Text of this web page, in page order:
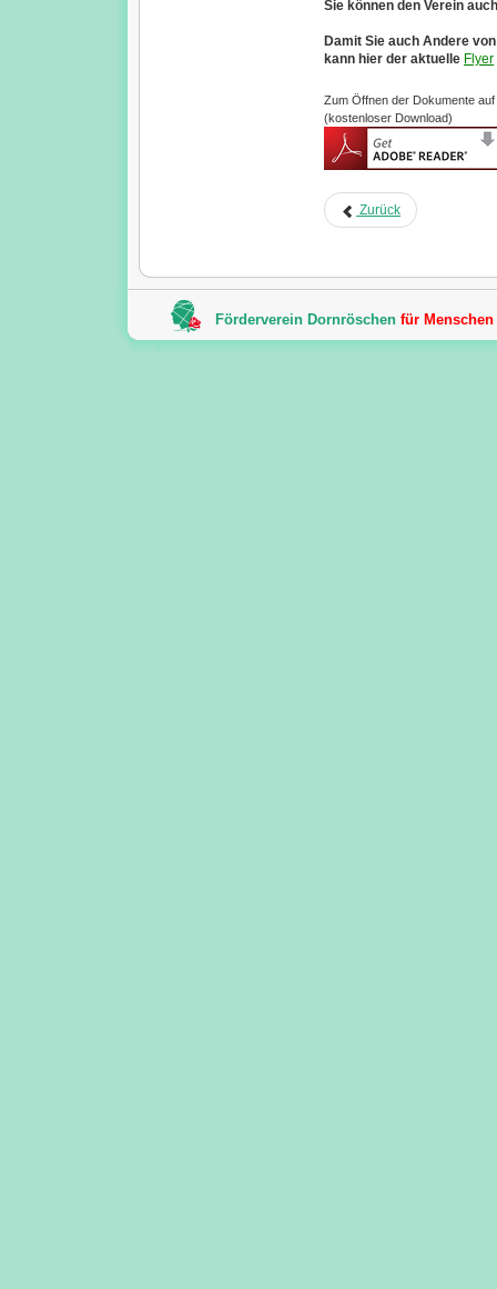
Sie können den Verein
Damit Sie auch Andere
kann hier der aktuelle Flyer
Zum Öffnen der Dokumente
(kostenloser Download)
Zurück
Förderverein Dornröschen für